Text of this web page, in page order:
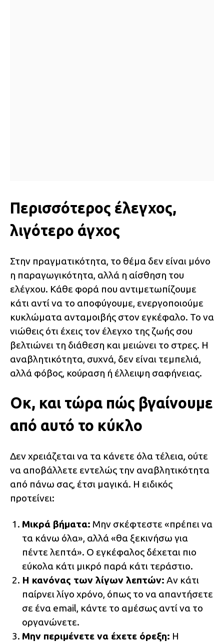
Περισσότερος έλεγχος,
λιγότερο άγχος
Στην πραγματικότητα, το θέμα δεν είναι μόνο
η παραγωγικότητα, αλλά η αίσθηση του
ελέγχου. Κάθε φορά που αντιμετωπίζουμε
κάτι αντί να το αποφύγουμε, ενεργοποιούμε
κυκλώματα ανταμοιβής στον εγκέφαλο. Το να
νιώθεις ότι έχεις τον έλεγχο της ζωής σου
βελτιώνει τη διάθεση και μειώνει το στρες. Η
αναβλητικότητα, συχνά, δεν είναι τεμπελιά,
αλλά φόβος, κούραση ή έλλειψη σαφήνειας.
Οκ, και τώρα πώς βγαίνουμε
από αυτό το κύκλο
Δεν χρειάζεται να τα κάνετε όλα τέλεια, ούτε
να αποβάλλετε εντελώς την αναβλητικότητα
από πάνω σας, έτσι μαγικά. Η ειδικός
προτείνει:
Μικρά βήματα: Μην σκέφτεστε «πρέπει να
τα κάνω όλα», αλλά «θα ξεκινήσω για
πέντε λεπτά». Ο εγκέφαλος δέχεται πιο
εύκολα κάτι μικρό παρά κάτι τεράστιο.
Η κανόνας των λίγων λεπτών: Αν κάτι
παίρνει λίγο χρόνο, όπως το να απαντήσετε
σε ένα email, κάντε το αμέσως αντί να το
οργανώνετε.
Μην περιμένετε να έχετε όρεξη: Η